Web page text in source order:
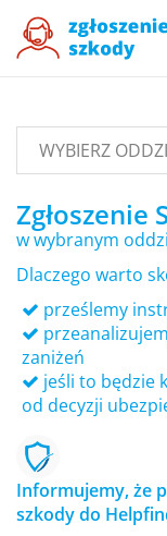
WYBIERZ
Zgłoszenie
w wybranym
Dlaczego warto
prześlemy
zaniżeń
jeśli to będzie
od decyzji
Informujemy, że
szkody do